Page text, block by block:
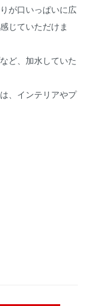
が口いっぱいに広
じていただけま
ど、加水していた
、インテリアやプ